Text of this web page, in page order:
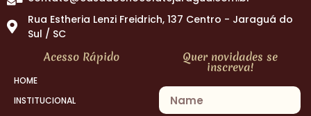
Rua Estheria Lenzi Freidrich, 137 Centro - Jaraguá do
Sul / SC
Acesso Rápido
HOME
INSTITUCIONAL
Quer novidades se
inscreva!